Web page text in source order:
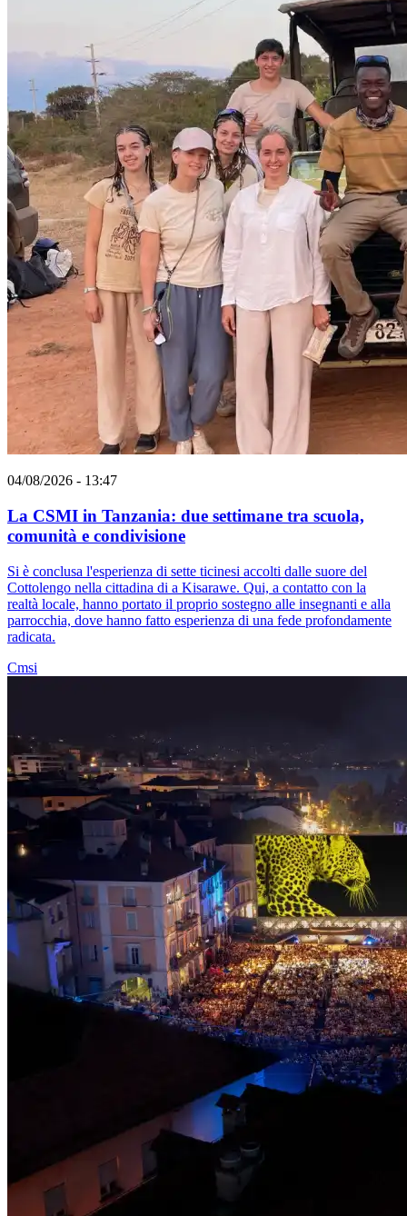
04/08/2026 - 13:47
La CSMI in Tanzania: due settimane tra scuola,
comunità e condivisione
Si è conclusa l'esperienza di sette ticinesi accolti dalle suore del
Cottolengo nella cittadina di a Kisarawe. Qui, a contatto con la
realtà locale, hanno portato il proprio sostegno alle insegnanti e alla
parrocchia, dove hanno fatto esperienza di una fede profondamente
radicata.
Cmsi